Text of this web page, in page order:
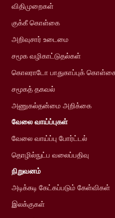
விதிமுறைகள்
குக்கீ கொள்கை
அறிவுசார் உடைமை
சமூக வழிகாட்டுதல்கள்
கொலராடோ பாதுகாப்புக்
சமூகத் தகவல்
அணுகல்தன்மை அறிக்கை
வேலை வாய்ப்புகள்
வேலை வாய்ப்பு போர்ட்டல்
தொழில்நுட்ப வலைப்பதிவு
நிறுவனம்
அடிக்கடி கேட்கப்படும் கேள்விகள்
இலக்குகள்